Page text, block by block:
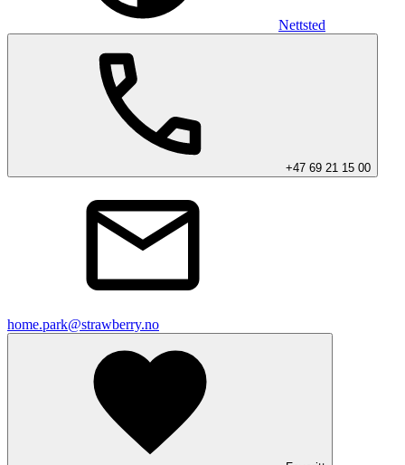
Nettsted
+47 69 21 15 00
home.park@strawberry.no